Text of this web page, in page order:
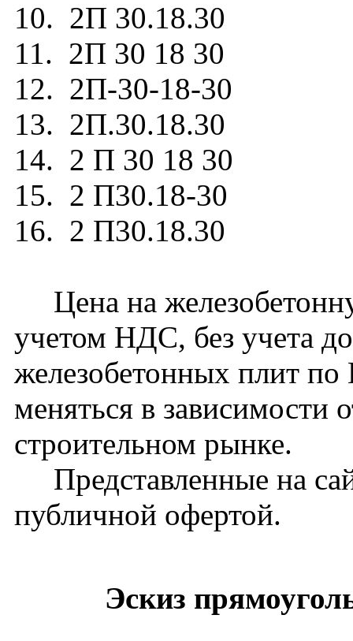
10. 2П 30.18.30
11. 2П 30 18 30
12. 2П-30-18-30
13. 2П.30.18.30
14. 2 П 30 18 30
15. 2 П30.18-30
16. 2 П30.18.30
Цена на
учетом НДС, без учета
железобетонных плит
меняться в зависимости
строительном рынке.
Представленные на
публичной офертой.
Эскиз